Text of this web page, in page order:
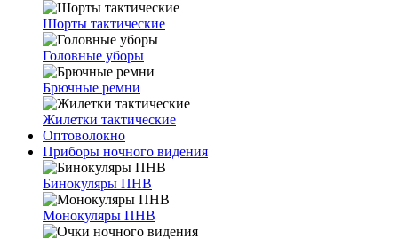
Шорты тактические
Головные уборы
Брючные ремни
Жилетки тактические
Оптоволокно
Приборы ночного видения
Бинокуляры ПНВ
Монокуляры ПНВ